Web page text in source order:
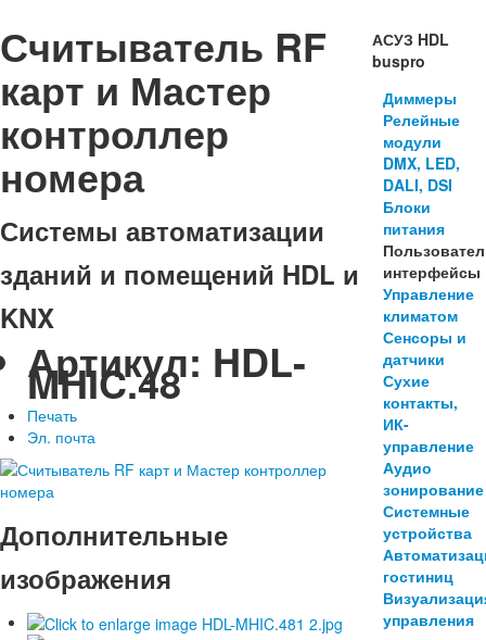
Считыватель RF
карт и Мастер
контроллер
номера
Системы автоматизации
зданий и помещений HDL и
KNX
Артикул: HDL-
MHIC.48
Печать
Эл. почта
Дополнительные
изображения
АСУЗ HDL
buspro
Диммеры
Релейные
модули
DMX, LED,
DALI, DSI
Блоки
питания
интерфейсы
Управление
климатом
Сенсоры и
датчики
Сухие
контакты,
ИК-
управление
Аудио
зонирование
Системные
устройства
гостиниц
управления